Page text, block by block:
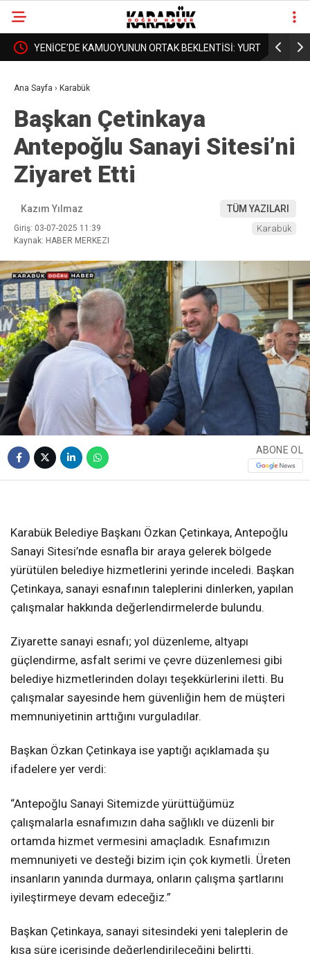
YURT BORDROYA “SAHTE” DEDİLER, GERÇEK MAAŞI
Ana Sayfa › Karabük
Başkan Çetinkaya
Antepoğlu Sanayi Sitesi’ni
Ziyaret Etti
Kazım Yılmaz TÜM YAZILARI
Giriş: 03-07-2025 11:39
Kaynak: HABER MERKEZI
Karabük
ABONE OL
Karabük Belediye Başkanı Özkan Çetinkaya, Antepoğlu
Sanayi Sitesi’nde esnafla bir araya gelerek bölgede
yürütülen belediye hizmetlerini yerinde inceledi. Başkan
Çetinkaya, sanayi esnafının taleplerini dinlerken, yapılan
çalışmalar hakkında değerlendirmelerde bulundu.
Ziyarette sanayi esnafı; yol düzenleme, altyapı
güçlendirme, asfalt serimi ve çevre düzenlemesi gibi
belediye hizmetlerinden dolayı teşekkürlerini iletti. Bu
çalışmalar sayesinde hem güvenliğin hem de müşteri
memnuniyetinin arttığını vurguladılar.
Başkan Özkan Çetinkaya ise yaptığı açıklamada şu
ifadelere yer verdi:
“Antepoğlu Sanayi Sitemizde yürüttüğümüz
çalışmalarla esnafımızın daha sağlıklı ve düzenli bir
ortamda hizmet vermesini amaçladık. Esnafımızın
memnuniyeti ve desteği bizim için çok kıymetli. Üreten
insanların yanında durmaya, onların çalışma şartlarını
iyileştirmeye devam edeceğiz.”
Başkan Çetinkaya, sanayi sitesindeki yeni taleplerin de
kısa süre içerisinde değerlendirileceğini belirtti.